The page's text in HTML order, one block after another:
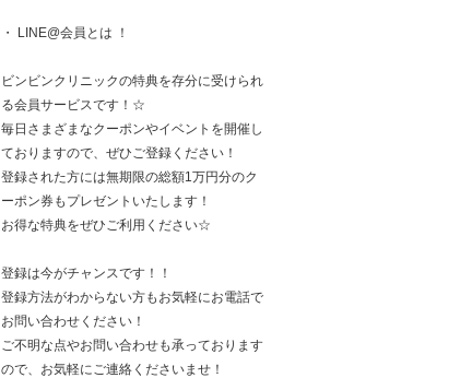
・ LINE@会員とは ！
ビンビンクリニックの特典を存分に受けられ
る会員サービスです！☆
毎日さまざまなクーポンやイベントを開催し
ておりますので、ぜひご登録ください！
登録された方には無期限の総額1万円分のク
ーポン券もプレゼントいたします！
お得な特典をぜひご利用ください☆
登録は今がチャンスです！！
登録方法がわからない方もお気軽にお電話で
お問い合わせください！
ご不明な点やお問い合わせも承っております
ので、お気軽にご連絡くださいませ！